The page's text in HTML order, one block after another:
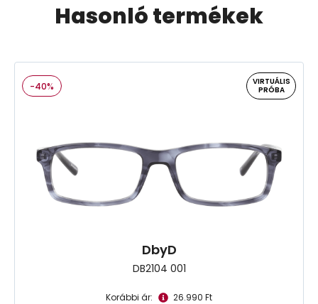
Hasonló termékek
-40%
VIRTUÁLIS
PRÓBA
DbyD
DB2104 001
Korábbi ár: 26.990 Ft